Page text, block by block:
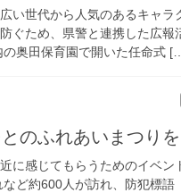
い世代から人気のあるキャラ
ぐため、県警と連携した広報
の奥田保育園で開いた任命式
とのふれあいまつり
に感じてもらうためのイベン
ど約600人が訪れ、防犯標語